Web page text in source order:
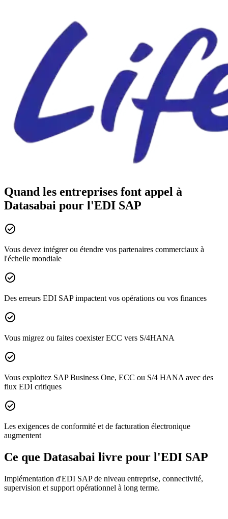
Quand les entreprises font appel à
Datasabai pour l'EDI SAP
check_circle
Vous devez intégrer ou étendre vos partenaires commerciaux à
l'échelle mondiale
check_circle
Des erreurs EDI SAP impactent vos opérations ou vos finances
check_circle
Vous migrez ou faites coexister ECC vers S/4HANA
check_circle
Vous exploitez SAP Business One, ECC ou S/4 HANA avec des
flux EDI critiques
check_circle
Les exigences de conformité et de facturation électronique
augmentent
Ce que Datasabai livre pour l'EDI SAP
Implémentation d'EDI SAP de niveau entreprise, connectivité,
supervision et support opérationnel à long terme.